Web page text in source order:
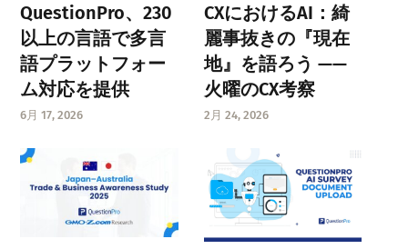
QuestionPro、230
以上の言語で多言
語プラットフォー
ム対応を提供
6月 17, 2026
CXにおけるAI：綺
麗事抜きの『現在
地』を語ろう ——
火曜のCX考察
2月 24, 2026